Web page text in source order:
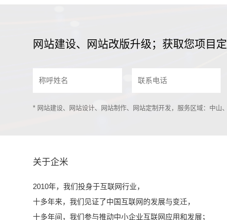
网站建设、网站改版升级；获取您项目
* 网站建设、网站设计、网站制作、网站定制开发，服务区域：中
关于企米
2010年，我们投身于互联网行业，
十多年来，我们见证了中国互联网的发展与变迁，
十多年间，我们参与推动中小企业互联网应用和发展；